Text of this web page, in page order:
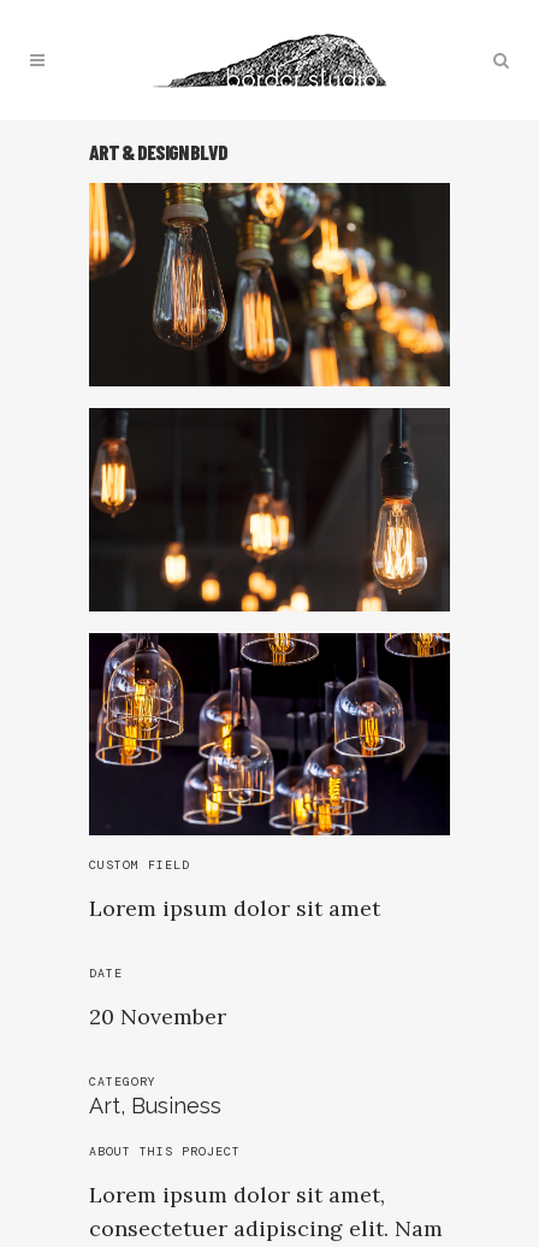
ART & DESIGN BLVD
CUSTOM FIELD
Lorem ipsum dolor sit amet
DATE
20 November
CATEGORY
Art, Business
ABOUT THIS PROJECT
Lorem ipsum dolor sit amet,
consectetuer adipiscing elit. Nam